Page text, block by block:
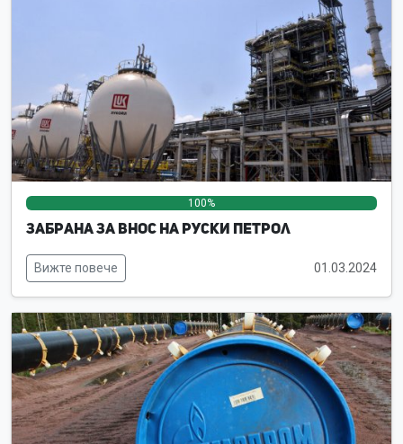
100%
Забрана за внос на руски петрол
Вижте повече 01.03.2024